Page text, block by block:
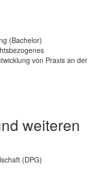
(Bachelor)
von Praxis an der
weiteren
(DPG)